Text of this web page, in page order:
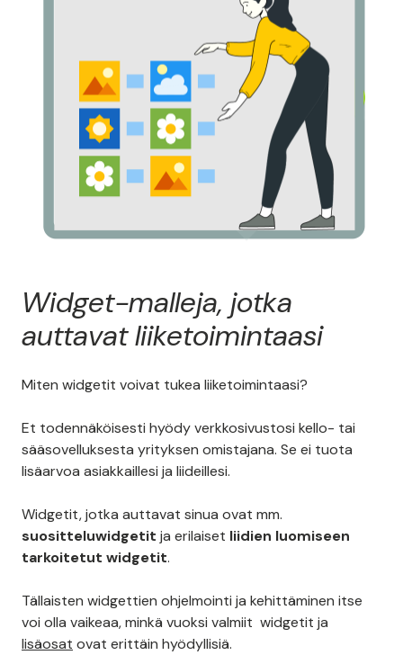
Widget-malleja, jotka
auttavat liiketoimintaasi
Miten widgetit voivat tukea liiketoimintaasi?
Et todennäköisesti hyödy verkkosivustosi kello- tai
sääsovelluksesta yrityksen omistajana. Se ei tuota
lisäarvoa asiakkaillesi ja liideillesi.
Widgetit, jotka auttavat sinua ovat mm.
suositteluwidgetit ja erilaiset liidien luomiseen
tarkoitetut widgetit.
Tällaisten widgettien ohjelmointi ja kehittäminen itse
voi olla vaikeaa, minkä vuoksi valmiit widgetit ja
lisäosat ovat erittäin hyödyllisiä.